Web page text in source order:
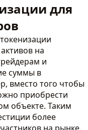
для
на
и
суммы в
вместо того чтобы
приобрести
объекте. Таким
более